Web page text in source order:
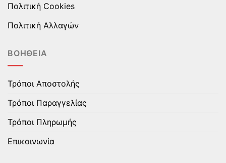
Πολιτική Cookies
Πολιτική Αλλαγών
ΒΟΉΘΕΙΑ
Τρόποι Αποστολής
Τρόποι Παραγγελίας
Τρόποι Πληρωμής
Επικοινωνία